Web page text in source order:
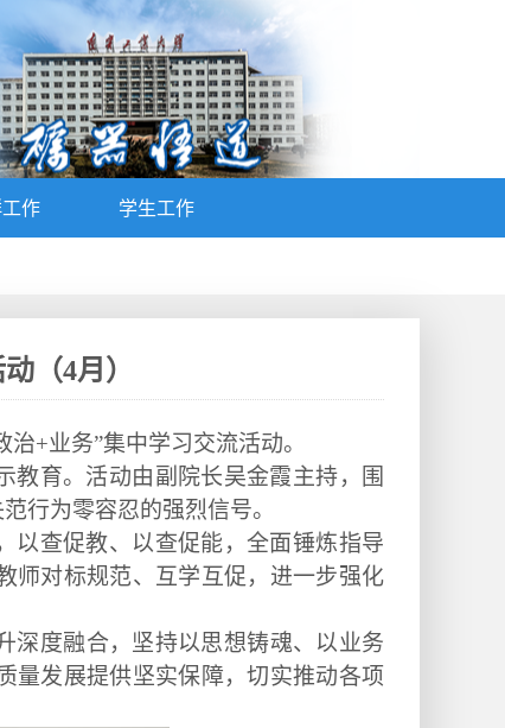
作 学生工作
（4月）
治+业务”集中学习交流活动。
教育。活动由副院长吴金霞主持，围
行为零容忍的强烈信号。
以查促教、以查促能，全面锤炼指导
师对标规范、互学互促，进一步强化
深度融合， 坚持以思想铸魂、以业务
量发展提供坚实保障，切实推动各项